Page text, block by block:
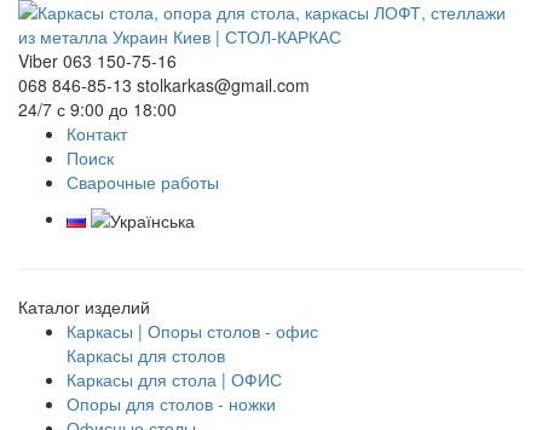
Viber 063 150-75-16
068 846-85-13 stolkarkas@gmail.com
24/7 с 9:00 до 18:00
Контакт
Поиск
Сварочные работы
Каталог изделий
Каркасы | Опоры столов - офис
Каркасы для столов
Каркасы для стола | ОФИС
Опоры для столов - ножки